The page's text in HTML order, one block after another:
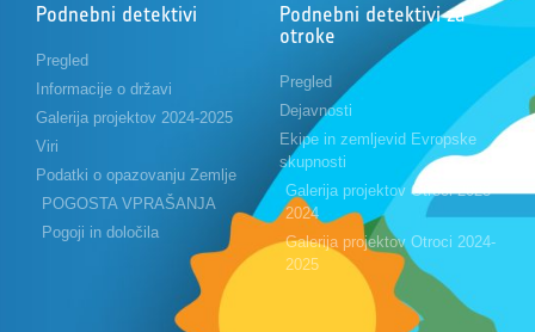
Podnebni detektivi
Pregled
Informacije o državi
Galerija projektov 2024-2025
Viri
Podatki o opazovanju Zemlje
POGOSTA VPRAŠANJA
Pogoji in določila
Podnebni detektivi za
otroke
Pregled
Dejavnosti
Ekipe in zemljevid Evropske
skupnosti
Galerija projektov Otroci 2023-
2024
Galerija projektov Otroci 2024-
2025